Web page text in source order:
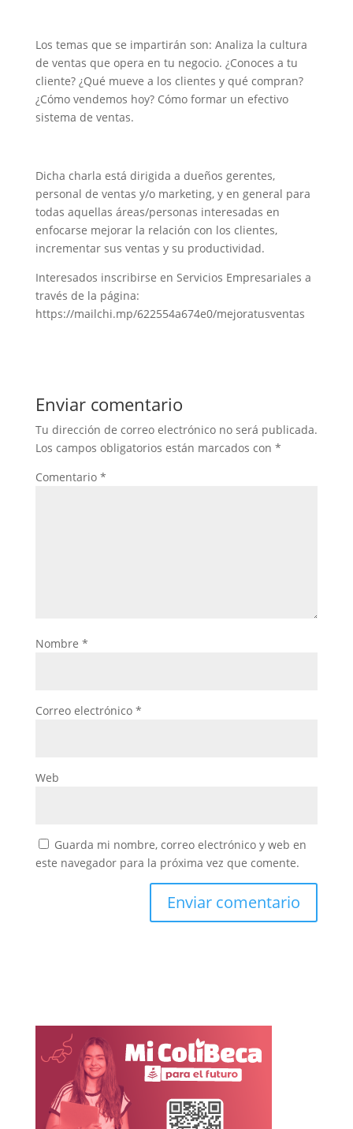
Los temas que se impartirán son: Analiza la cultura
de ventas que opera en tu negocio. ¿Conoces a tu
cliente? ¿Qué mueve a los clientes y qué compran?
¿Cómo vendemos hoy? Cómo formar un efectivo
sistema de ventas.
Dicha charla está dirigida a dueños gerentes,
personal de ventas y/o marketing, y en general para
todas aquellas áreas/personas interesadas en
enfocarse mejorar la relación con los clientes,
incrementar sus ventas y su productividad.
Interesados inscribirse en Servicios Empresariales a
través de la página:
https://mailchi.mp/622554a674e0/mejoratusventas
Enviar comentario
Tu dirección de correo electrónico no será publicada.
Los campos obligatorios están marcados con *
Comentario *
Nombre *
Correo electrónico *
Web
Guarda mi nombre, correo electrónico y web en
este navegador para la próxima vez que comente.